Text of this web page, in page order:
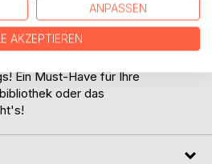
alle zentralen Fakten,
die Sie über Wohnmobile
Egal, wie groß oder klein! Egal,
Ein Must-Have für Ihre
oder das
ANPASSEN
AKZEPTIEREN